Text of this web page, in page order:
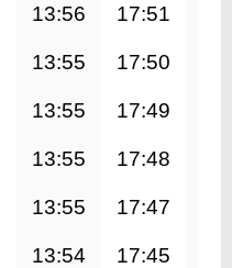
13:56 17:51
13:55 17:50
13:55 17:49
13:55 17:48
13:55 17:47
13:54 17:45